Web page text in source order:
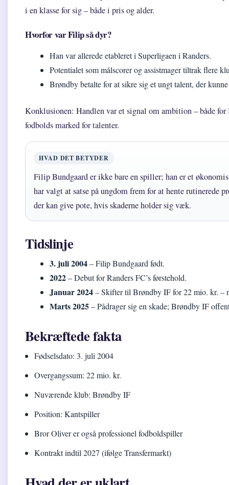
i en klasse for sig – både i pris og alder.
Hvorfor var Filip så dyr?
Han var allerede etableret i Superligaen i Randers.
Potentialet som målscorer og assistmager tiltrak flere
Brøndby betalte for at sikre sig et ungt talent, der
Konklusionen: Handlen var et signal om ambition – både for
fodbolds marked for talenter.
HVAD DET BETYDER
Filip Bundgaard er ikke bare en spiller; han er et
har valgt at satse på ungdom frem for at hente rutinerede
der kan give pote, hvis skaderne holder sig væk.
Tidslinje
3. juli 2004– Filip Bundgaard født.
2022– Debut for Randers FC’s førstehold.
Januar 2024– Skifter til Brøndby IF for 22 mio. kr. –
Marts 2025– Pådrager sig en skade; Brøndby IF
Bekræftede fakta
Fødselsdato: 3. juli 2004
Overgangssum: 22 mio. kr.
Nuværende klub: Brøndby IF
Position: Kantspiller
Bror Oliver er også professionel fodboldspiller
Kontrakt indtil 2027 (ifølge Transfermarkt)